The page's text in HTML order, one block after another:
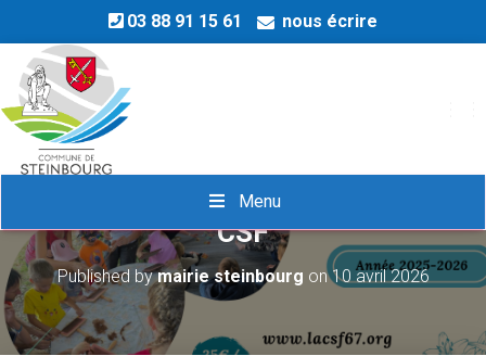
03 88 91 15 61 nous écrire
Menu
Ateliers parents-enfants avec la
CSF
Published bymairie steinbourg on10 avril 2026